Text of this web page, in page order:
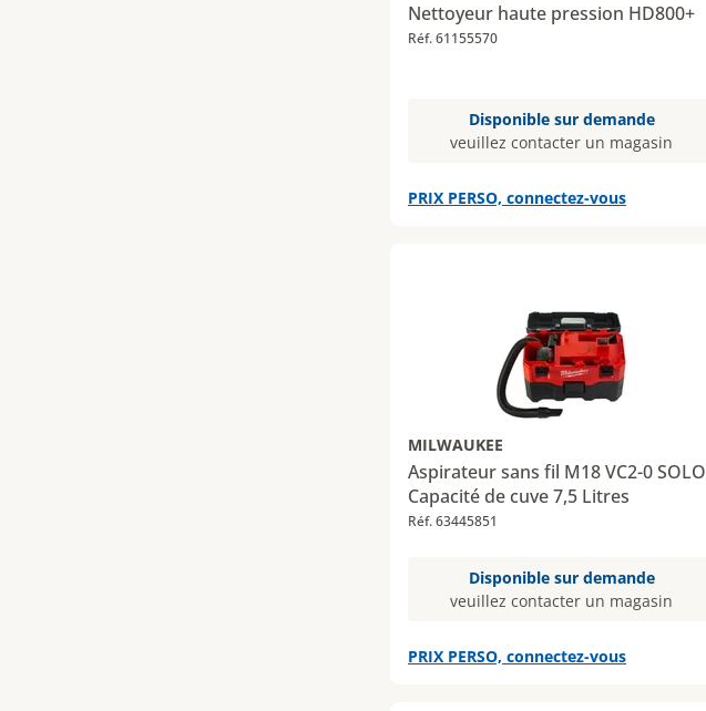
Nettoyeur haute pression HD800+
Réf. 61155570
Disponible sur demande
veuillez contacter un magasin
PRIX PERSO, connectez-vous
MILWAUKEE
Aspirateur sans fil M18 VC2-0 SOLO
Capacité de cuve 7,5 Litres
Réf. 63445851
Disponible sur demande
veuillez contacter un magasin
PRIX PERSO, connectez-vous